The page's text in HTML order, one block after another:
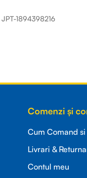
JPT-1894398216
Comenzi și
Cum Comand
Livrari &
Contul meu